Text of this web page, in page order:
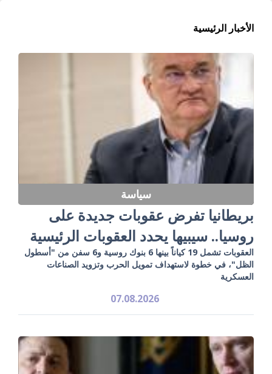
الأخبار الرئيسية
سياسة
بريطانيا تفرض عقوبات جديدة على
روسيا.. سيبيها يحدد العقوبات الرئيسية
العقوبات تشمل 19 كياناً بينها 6 بنوك روسية و6 سفن من "أسطول
الظل"، في خطوة لاستهداف تمويل الحرب وتزويد الصناعات
العسكرية
07.08.2026